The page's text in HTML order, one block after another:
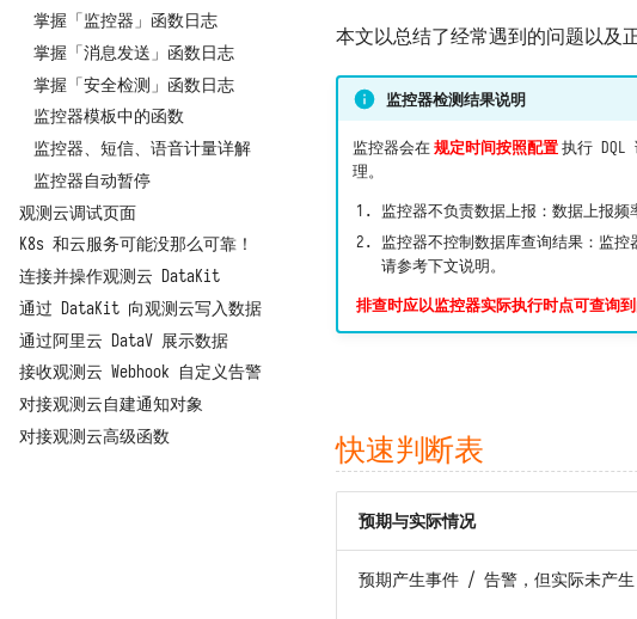
从 Codex 接入并实现建站
掌握「监控器」函数日志
掌握「消息发送」函数日志
掌握「安全检测」函数日志
监控器模板中的函数
监控器、短信、语音计量详解
监控器自动暂停
观测云调试页面
K8s 和云服务可能没那么可靠！
连接并操作观测云 DataKit
通过 DataKit 向观测云写入数据
通过阿里云 DataV 展示数据
接收观测云 Webhook 自定义告警
对接观测云自建通知对象
对接观测云高级函数
本文以总结了经常遇到的问题以及
监控器检测结果说明
监控器会在 规定时间按照配置 执行 DQL
理。
监控器不负责数据上报：数据上报频
监控器不控制数据库查询结果：监
请参考下文说明。
排查时应以监控器实际执行时点可查询
快速判断表
预期与实际情况
预期产生事件 / 告警，但实际未产生